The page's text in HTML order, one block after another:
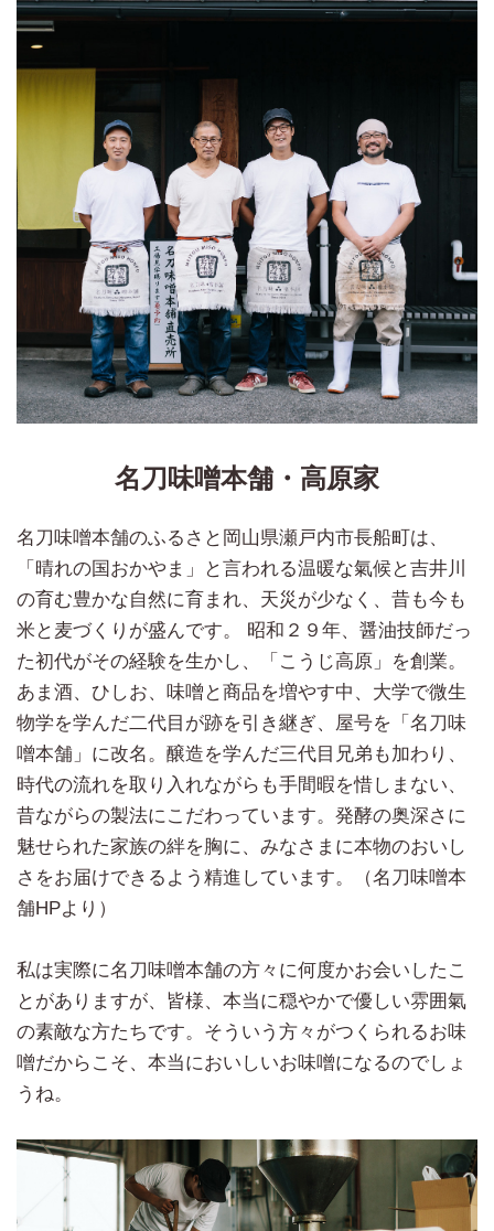
名刀味噌本舗・高原家
名刀味噌本舗のふるさと岡山県瀬戸内市長船町は、
「晴れの国おかやま」と言われる温暖な氣候と吉井川
の育む豊かな自然に育まれ、天災が少なく、昔も今も
米と麦づくりが盛んです。 昭和２９年、醤油技師だっ
た初代がその経験を生かし、「こうじ高原」を創業。
あま酒、ひしお、味噌と商品を増やす中、大学で微生
物学を学んだ二代目が跡を引き継ぎ、屋号を「名刀味
噌本舗」に改名。醸造を学んだ三代目兄弟も加わり、
時代の流れを取り入れながらも手間暇を惜しまない、
昔ながらの製法にこだわっています。発酵の奥深さに
魅せられた家族の絆を胸に、みなさまに本物のおいし
さをお届けできるよう精進しています。（名刀味噌本
舗HPより）
私は実際に名刀味噌本舗の方々に何度かお会いしたこ
とがありますが、皆様、本当に穏やかで優しい雰囲氣
の素敵な方たちです。そういう方々がつくられるお味
噌だからこそ、本当においしいお味噌になるのでしょ
うね。